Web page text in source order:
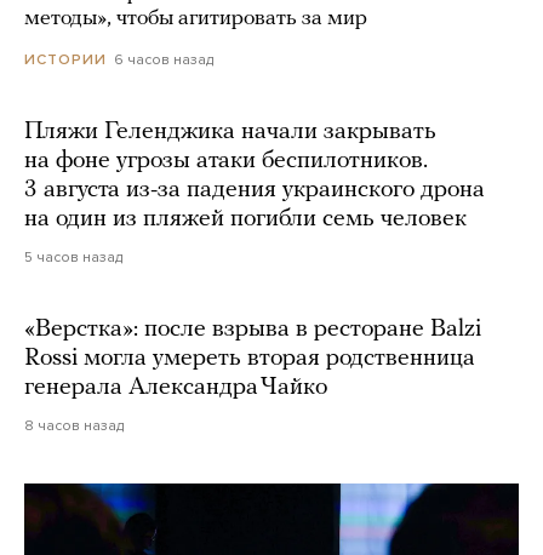
методы», чтобы агитировать за мир
ИСТОРИИ 6 часов назад
Пляжи Геленджика начали закрывать
на фоне угрозы атаки беспилотников.
3 августа из-за падения украинского дрона
на один из пляжей погибли семь человек
5 часов назад
«Верстка»: после взрыва в ресторане Balzi
Rossi могла умереть вторая родственница
генерала Александра Чайко
8 часов назад